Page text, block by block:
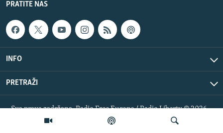
PRATITE NAS
INFO
PRETRAŽI
Sva prava zadržana. Radio Free Europe / Radio Liberty © 2026
RFE/RL, Inc.